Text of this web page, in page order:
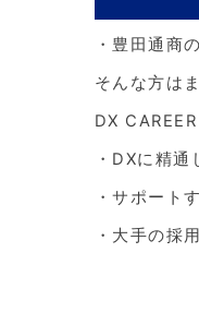
・豊田通商
そんな方は
DX
・DXに精
・サポート
・大手の採